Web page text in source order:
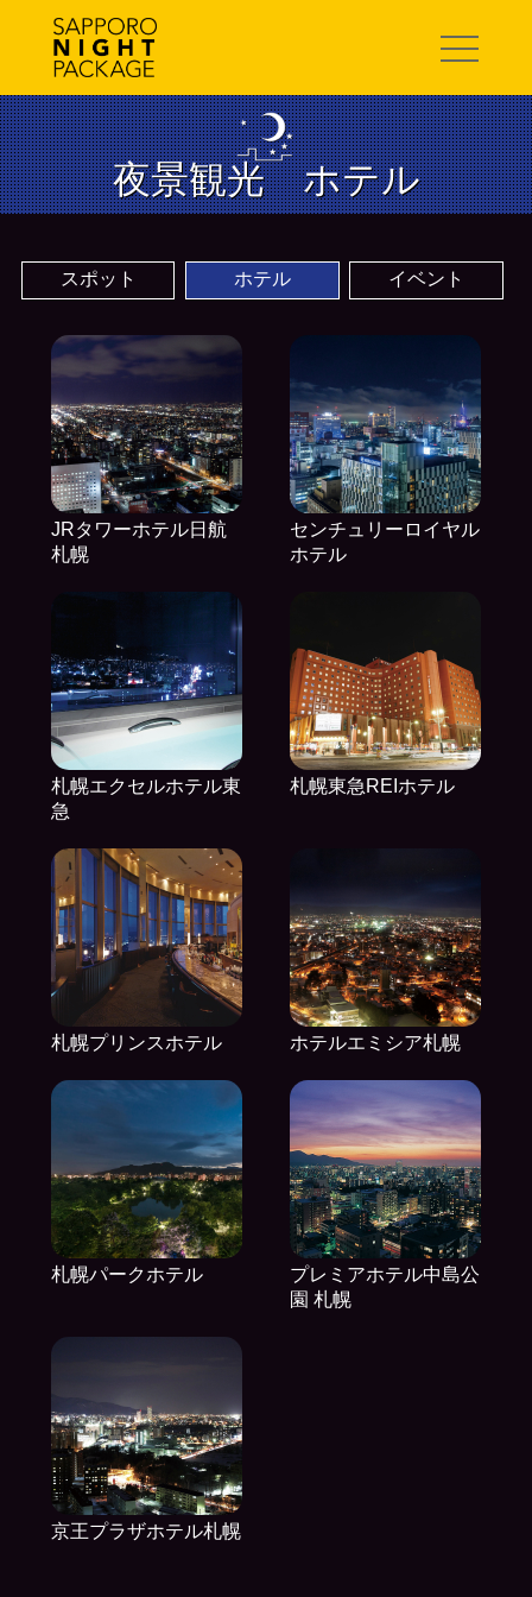
toggle
navigation
夜景観光 ホテル
JRタワーホテル日航
札幌
センチュリーロイヤル
ホテル
札幌エクセルホテル東
急
札幌東急REIホテル
札幌プリンスホテル ホテルエミシア札幌
札幌パークホテル
プレミアホテル中島公
園 札幌
京王プラザホテル札幌